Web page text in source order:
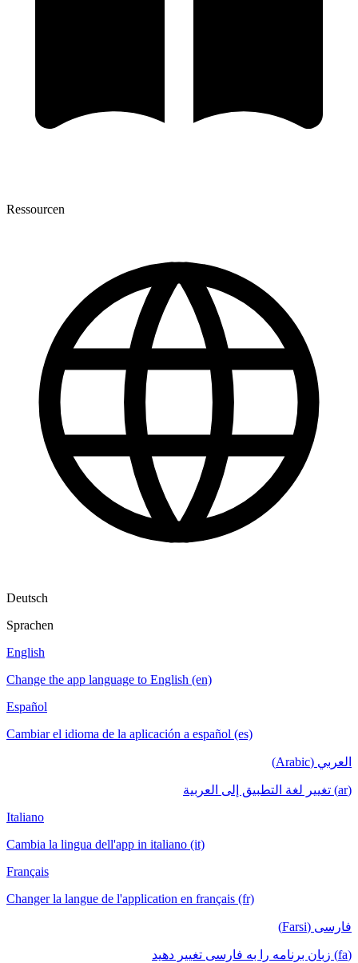
Ressourcen
Deutsch
Sprachen
English
Change the app language to English (en)
Español
Cambiar el idioma de la aplicación a español (es)
العربي (Arabic)
(ar) تغيير لغة التطبيق إلى العربية
Italiano
Cambia la lingua dell'app in italiano (it)
Français
Changer la langue de l'application en français (fr)
فارسی (Farsi)
(fa) زبان برنامه را به فارسی تغییر دهید